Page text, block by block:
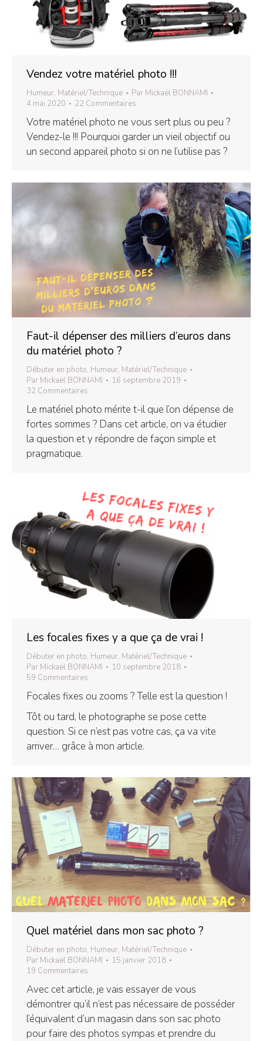
Vendez votre matériel photo !!!
Humeur, Matériel/Technique Par Mickaël BONNAMI
4 mai 2020
22 Commentaires
Votre matériel photo ne vous sert plus ou peu ?
Vendez-le !!! Pourquoi garder un vieil objectif ou
un second appareil photo si on ne l’utilise pas ?
Faut-il dépenser des milliers d’euros dans
du matériel photo ?
Débuter en photo, Humeur, Matériel/Technique
Par Mickaël BONNAMI
16 septembre 2019
32 Commentaires
Le matériel photo mérite t-il que l’on dépense de
fortes sommes ? Dans cet article, on va étudier
la question et y répondre de façon simple et
pragmatique.
Les focales fixes y a que ça de vrai !
Débuter en photo, Humeur, Matériel/Technique
Par Mickaël BONNAMI
10 septembre 2018
59 Commentaires
Focales fixes ou zooms ? Telle est la question !
Tôt ou tard, le photographe se pose cette
question. Si ce n’est pas votre cas, ça va vite
arriver… grâce à mon article.
Quel matériel dans mon sac photo ?
Débuter en photo, Humeur, Matériel/Technique
Par Mickaël BONNAMI
15 janvier 2018
19 Commentaires
Avec cet article, je vais essayer de vous
démontrer qu’il n’est pas nécessaire de posséder
l’équivalent d’un magasin dans son sac photo
pour faire des photos sympas et prendre du